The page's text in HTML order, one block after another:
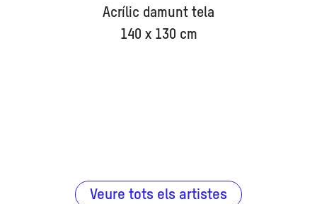
Acrílic damunt tela
140 x 130 cm
Veure tots els artistes